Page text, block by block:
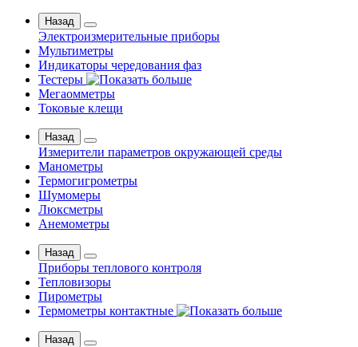
Назад
Электроизмерительные приборы
Мультиметры
Индикаторы чередования фаз
Тестеры
Мегаомметры
Токовые клещи
Назад
Измерители параметров окружающей среды
Манометры
Термогигрометры
Шумомеры
Люксметры
Анемометры
Назад
Приборы теплового контроля
Тепловизоры
Пирометры
Термометры контактные
Назад